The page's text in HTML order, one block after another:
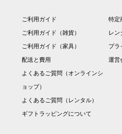
ご利用ガイド
ご利用ガイド（雑貨）
ご利用ガイド（家具）
配送と費用
よくあるご質問（オンラインシ
ョップ）
よくあるご質問（レンタル）
ギフトラッピングについて
特定
レン
プラ
運営